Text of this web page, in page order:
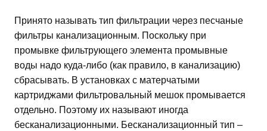
Принято называть тип фильтрации через песчаные
фильтры канализационным. Поскольку при
промывке фильтрующего элемента промывные
воды надо куда-либо (как правило, в канализацию)
сбрасывать. В установках с матерчатыми
картриджами фильтровальный мешок промывается
отдельно. Поэтому их называют иногда
бесканализационными. Бесканализационный тип –